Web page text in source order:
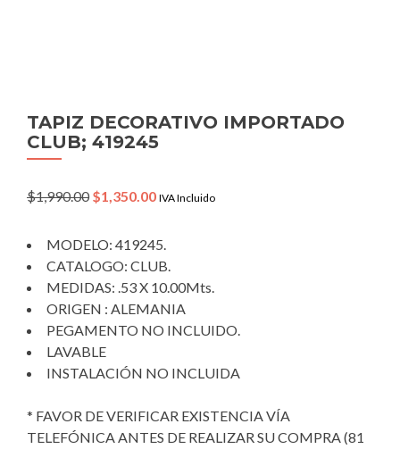
TAPIZ DECORATIVO IMPORTADO
CLUB; 419245
$1,990.00 Original
$1,990.00.
$1,350.00Current
$1,350.00.
IVA Incluido
MODELO: 419245.
CATALOGO: CLUB.
MEDIDAS: .53 X 10.00Mts.
ORIGEN : ALEMANIA
PEGAMENTO NO INCLUIDO.
LAVABLE
INSTALACIÓN NO INCLUIDA
* FAVOR DE VERIFICAR EXISTENCIA VÍA
TELEFÓNICA ANTES DE REALIZAR SU COMPRA (81